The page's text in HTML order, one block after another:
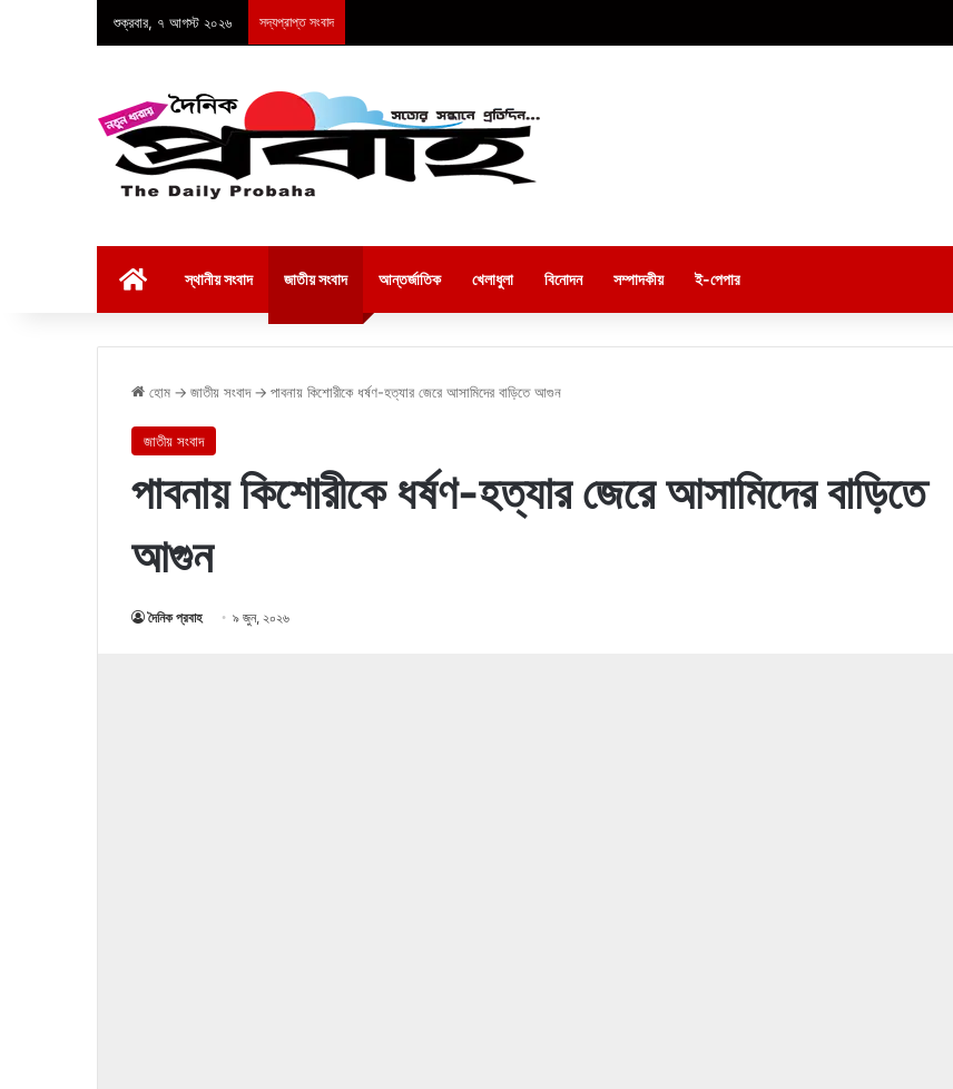
শুক্রবার, ৭ আগস্ট ২০২৬ সদ্যপ্রাপ্ত সংবাদ
স্থানীয় সংবাদ জাতীয় সংবাদ আন্তর্জাতিক খেলাধুলা বিনোদন সম্পাদকীয় ই-পেপার
হোম → জাতীয় সংবাদ → পাবনায় কিশোরীকে ধর্ষণ-হত্যার জেরে আসামিদের বাড়িতে আগুন
জাতীয় সংবাদ
পাবনায় কিশোরীকে ধর্ষণ-হত্যার জেরে আসামিদের বাড়িতে
আগুন
দৈনিক প্রবাহ ৯ জুন, ২০২৬